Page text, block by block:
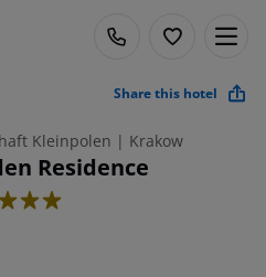
Share this hotel
Kleinpolen | Krakow
Residence